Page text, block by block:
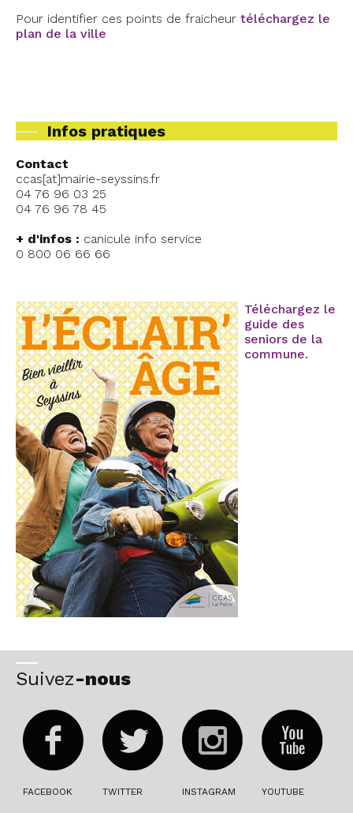
Pour identifier ces points de fraicheur téléchargez le
plan de la ville
Infos pratiques
Contact
ccas[at]mairie-seyssins.fr
04 76 96 03 25
04 76 96 78 45
+ d'infos : canicule info service
0 800 06 66 66
Téléchargez le
guide des
seniors de la
commune.
Suivez-nous
FACEBOOK TWITTER INSTAGRAM YOUTUBE